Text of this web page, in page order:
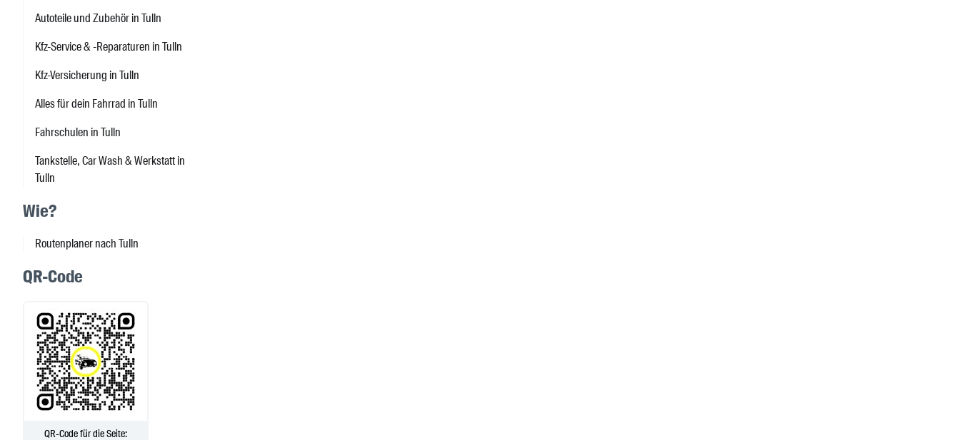
Autoteile und Zubehör in Tulln
Kfz-Service & -Reparaturen in Tulln
Kfz-Versicherung in Tulln
Alles für dein Fahrrad in Tulln
Fahrschulen in Tulln
Tankstelle, Car Wash & Werkstatt in
Tulln
Wie?
Routenplaner nach Tulln
QR-Code
QR-Code für die Seite: